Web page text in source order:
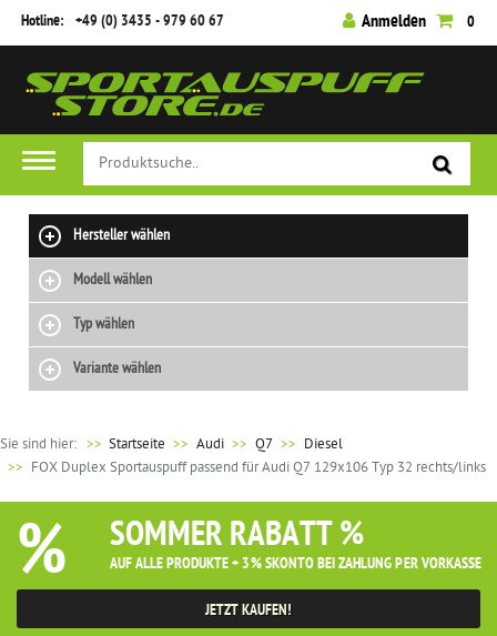
Hotline: +49 (0) 3435 - 979 60 67 Anmelden 0
Hersteller wählen
Modell wählen
Typ wählen
Variante wählen
Sie sind hier: >> Startseite Audi Q7
Diesel
FOX Duplex Sportauspuff passend für Audi Q7 129x106 Typ 32 rechts/links
% SOMMER RABATT %
AUF ALLE PRODUKTE + 3% SKONTO BEI ZAHLUNG PER VORKASSE
JETZT KAUFEN!